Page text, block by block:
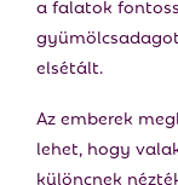
a falatok
elsétált.
Az emberek
lehet, hogy
különcnek